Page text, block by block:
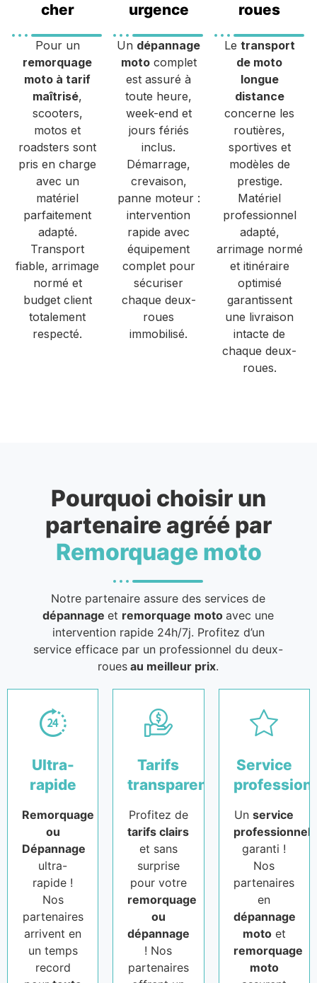
cher
Pour un
remorquage
moto à tarif
maîtrisé,
scooters,
motos et
roadsters sont
pris en charge
avec un
matériel
parfaitement
adapté.
Transport
fiable, arrimage
normé et
budget client
totalement
respecté.
urgence
Un dépannage
motocomplet
est assuré à
toute heure,
week-end et
jours fériés
inclus.
Démarrage,
crevaison,
panne moteur :
intervention
rapide avec
équipement
complet pour
sécuriser
chaque deux-
roues
immobilisé.
roues
Le transport
de moto
longue
distance
concerne les
routières,
sportives et
modèles de
prestige.
Matériel
professionnel
adapté,
arrimage normé
et itinéraire
optimisé
garantissent
une livraison
intacte de
chaque deux-
roues.
Pourquoi choisir un
partenaire agréé par
Remorquage moto
Notre partenaire assure des services de
dépannageet remorquage motoavec une
intervention rapide 24h/7j. Profitez d’un
service efficace par un professionnel du deux-
roues au meilleur prix.
Ultra-
rapide
Remorquage
ou
Dépannage
ultra-
rapide !
Nos
partenaires
arrivent en
un temps
record
Tarifs
transparents
Profitez de
tarifs clairs
et sans
surprise
pour votre
remorquage
ou
dépannage
! Nos
partenaires
Service
Unservice
professionnel
garanti !
Nos
partenaires
en
dépannage
motoet
remorquage
moto